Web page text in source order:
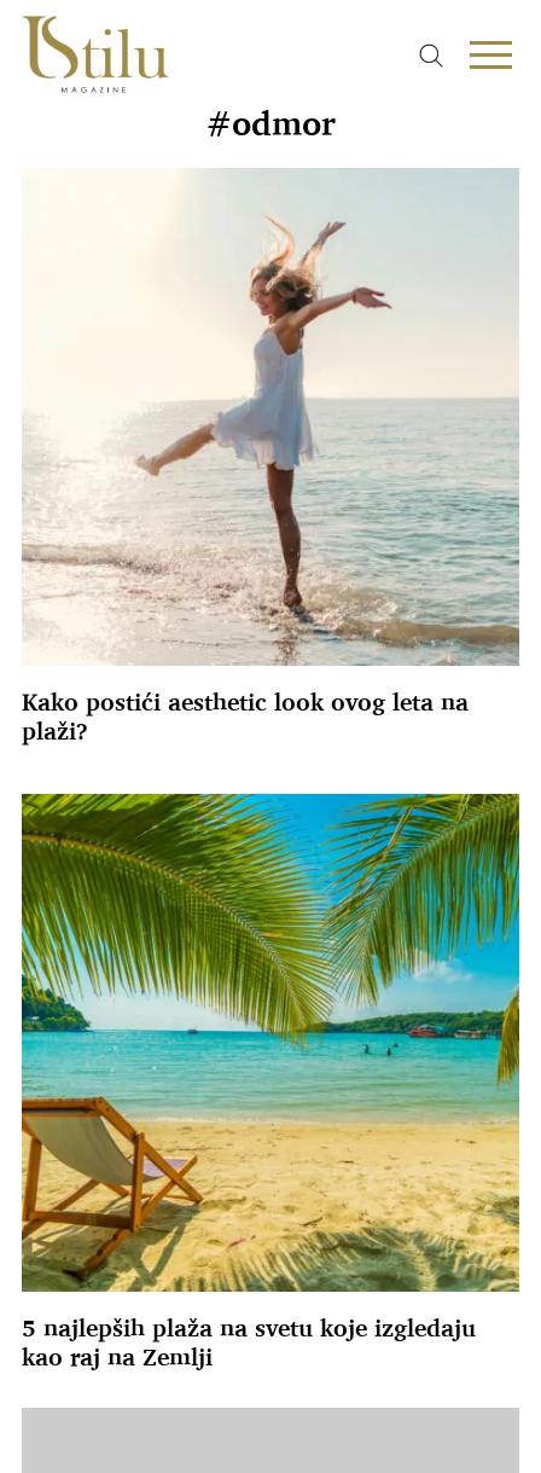
#odmor
Kako postići aesthetic look ovog leta na
plaži?
5 najlepših plaža na svetu koje izgledaju
kao raj na Zemlji